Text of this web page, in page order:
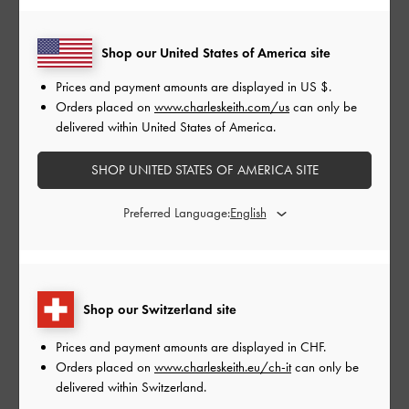
Se hai i piedi di lunghezza diversa, ti
in base al piede più lungo.
La tabella delle taglie utilizzata attualmente non
fornisce indicazioni sulle mezze taglie. Ti
consigliamo di scegliere la taglia delle scarpe
in base alla misura che più si avvicina alla
lunghezza del tuo piede.
combinazione di fattori, come la taglia, il
design/il taglio e l'altezza del tacco. Ad
esempio, scarpe della stessa taglia, ma con un
design/taglio diverso, potrebbero non offrire lo
Shop our Switzerland site
Prices and payment amounts are displayed in CHF.
Orders placed on www.charleskeith.eu/ch-itcan only be
delivered within Switzerland.
Shop our United States of America site
Prices and payment amounts are displayed in US $.
Orders placed on www.charleskeith.com/us can only be
delivered within United States of America.
SHOP UNITED STATES OF AMERICA SITE
Preferred Language: